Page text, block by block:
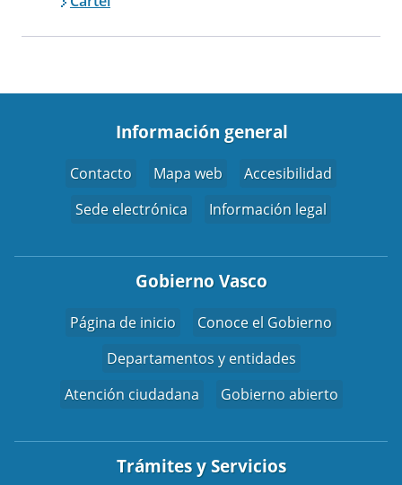
Información general
Contacto Mapa web
Accesibilidad
Sede electrónica
Información legal
Gobierno Vasco
Página de inicio
Conoce el Gobierno
Departamentos y entidades
Atención ciudadana
Gobierno abierto
Trámites y Servicios